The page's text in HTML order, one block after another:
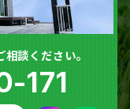
談ください。
171